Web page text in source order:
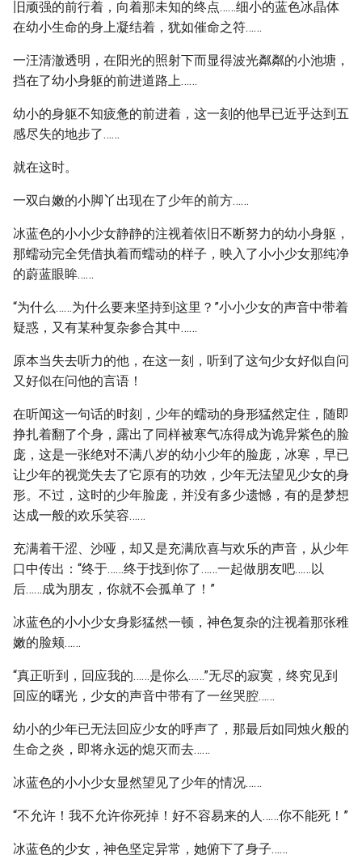
旧顽强的前行着，向着那未知的终点……细小的蓝色冰晶体
在幼小生命的身上凝结着，犹如催命之符……
一汪清澈透明，在阳光的照射下而显得波光粼粼的小池塘，
挡在了幼小身躯的前进道路上……
幼小的身躯不知疲惫的前进着，这一刻的他早已近乎达到五
感尽失的地步了……
就在这时。
一双白嫩的小脚丫出现在了少年的前方……
冰蓝色的小小少女静静的注视着依旧不断努力的幼小身躯，
那蠕动完全凭借执着而蠕动的样子，映入了小小少女那纯净
的蔚蓝眼眸……
“为什么……为什么要来坚持到这里？”小小少女的声音中带着
疑惑，又有某种复杂参合其中……
原本当失去听力的他，在这一刻，听到了这句少女好似自问
又好似在问他的言语！
在听闻这一句话的时刻，少年的蠕动的身形猛然定住，随即
挣扎着翻了个身，露出了同样被寒气冻得成为诡异紫色的脸
庞，这是一张绝对不满八岁的幼小少年的脸庞，冰寒，早已
让少年的视觉失去了它原有的功效，少年无法望见少女的身
形。不过，这时的少年脸庞，并没有多少遗憾，有的是梦想
达成一般的欢乐笑容……
充满着干涩、沙哑，却又是充满欣喜与欢乐的声音，从少年
口中传出：“终于……终于找到你了……一起做朋友吧……以
后……成为朋友，你就不会孤单了！”
冰蓝色的小小少女身影猛然一顿，神色复杂的注视着那张稚
嫩的脸颊……
“真正听到，回应我的……是你么……”无尽的寂寞，终究见到
回应的曙光，少女的声音中带有了一丝哭腔……
幼小的少年已无法回应少女的呼声了，那最后如同烛火般的
生命之炎，即将永远的熄灭而去……
冰蓝色的小小少女显然望见了少年的情况……
“不允许！我不允许你死掉！好不容易来的人……你不能死！”
冰蓝色的少女，神色坚定异常，她俯下了身子……